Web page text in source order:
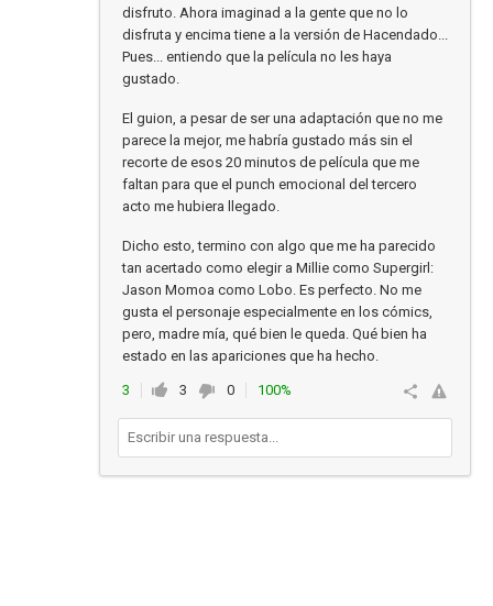
disfruto. Ahora imaginad a la gente que no lo
disfruta y encima tiene a la versión de Hacendado...
Pues... entiendo que la película no les haya
gustado.
El guion, a pesar de ser una adaptación que no me
parece la mejor, me habría gustado más sin el
recorte de esos 20 minutos de película que me
faltan para que el punch emocional del tercero
acto me hubiera llegado.
Dicho esto, termino con algo que me ha parecido
tan acertado como elegir a Millie como Supergirl:
Jason Momoa como Lobo. Es perfecto. No me
gusta el personaje especialmente en los cómics,
pero, madre mía, qué bien le queda. Qué bien ha
estado en las apariciones que ha hecho.
3 3 0 100%